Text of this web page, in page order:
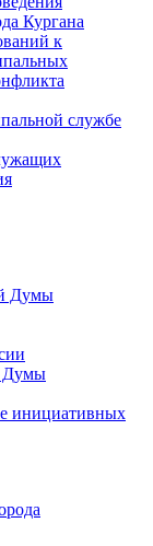
Кургана
к
службе
Думы
Думы
инициативных